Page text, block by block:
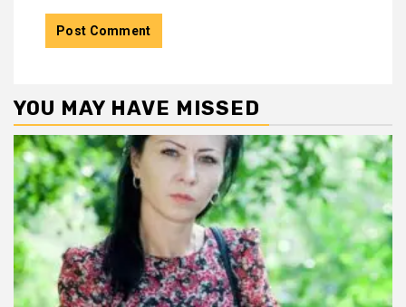
YOU MAY HAVE MISSED